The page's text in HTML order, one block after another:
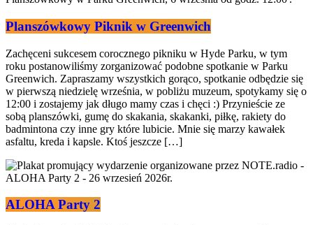
Planszówkowy Piknik w Greenwich
Zachęceni sukcesem corocznego pikniku w Hyde Parku, w tym
roku postanowiliśmy zorganizować podobne spotkanie w Parku
Greenwich. Zapraszamy wszystkich gorąco, spotkanie odbędzie się
w pierwszą niedzielę września, w pobliżu muzeum, spotykamy się o
12:00 i zostajemy jak długo mamy czas i chęci :) Przynieście ze
sobą planszówki, gumę do skakania, skakanki, piłkę, rakiety do
badmintona czy inne gry które lubicie. Mnie się marzy kawałek
asfaltu, kreda i kapsle. Ktoś jeszcze […]
ALOHA Party 2